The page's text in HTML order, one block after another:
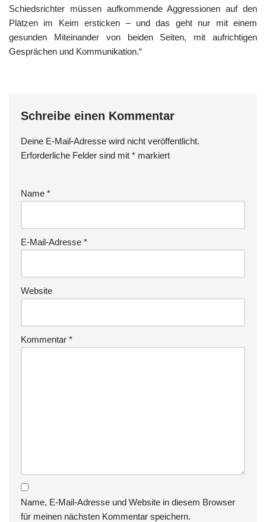
Schiedsrichter müssen aufkommende Aggressionen auf den
Plätzen im Keim ersticken – und das geht nur mit einem
gesunden Miteinander von beiden Seiten, mit aufrichtigen
Gesprächen und Kommunikation.“
Schreibe einen Kommentar
Deine E-Mail-Adresse wird nicht veröffentlicht.
Erforderliche Felder sind mit * markiert
Name *
E-Mail-Adresse *
Website
Kommentar *
Name, E-Mail-Adresse und Website in diesem Browser
für meinen nächsten Kommentar speichern.